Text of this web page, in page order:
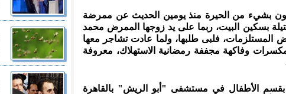
بشيء من الحيرة منذ يومين الحديث عن ممرضة
بسكين البيت، ربما على يد زوجها الممرض محمد
المستلزمات، فلبى طلبها، ولما عادت تشاجر معها
وفاكهة مجففة رمضانية الاستهلاك، معروفة
تعمل ممرضة بقسم الأطفال في مستشفى "أبو الريش" بالقاهرة